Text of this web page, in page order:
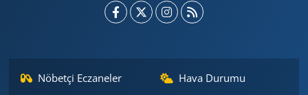
Nöbetçi Eczaneler
Hava Durumu